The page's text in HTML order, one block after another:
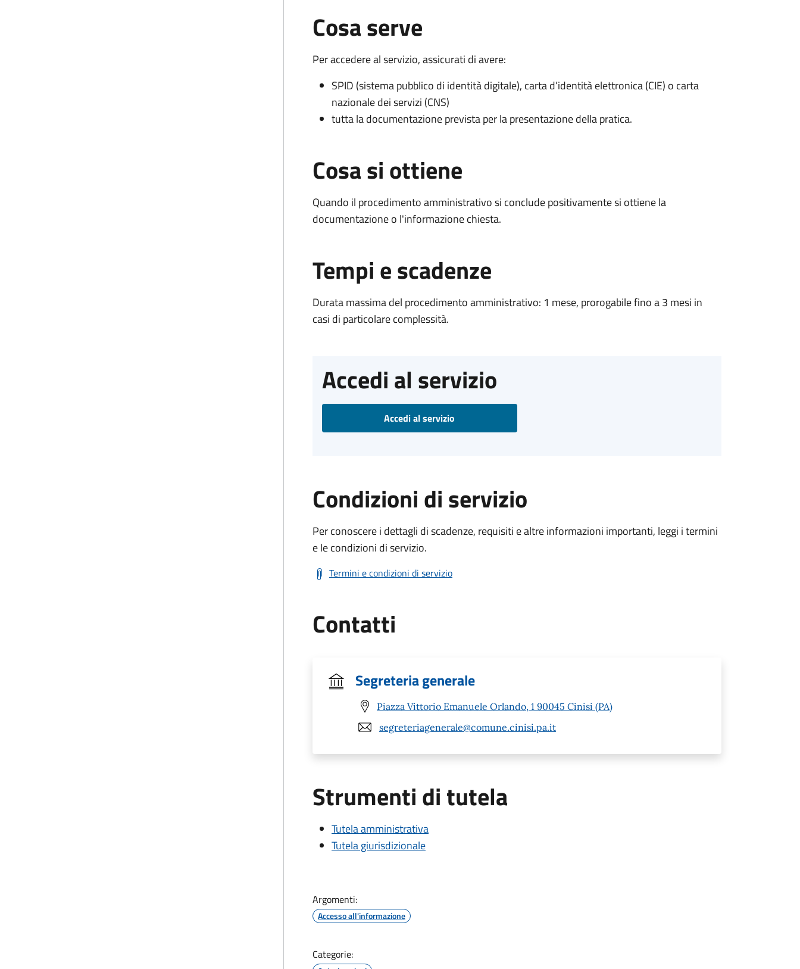
Cosa serve
Per accedere al servizio, assicurati di avere:
SPID (sistema pubblico di identità digitale), carta d’identità elettronica (CIE) o carta
nazionale dei servizi (CNS)
tutta la documentazione prevista per la presentazione della pratica.
Cosa si ottiene
Quando il procedimento amministrativo si conclude positivamente si ottiene la
documentazione o l'informazione chiesta.
Tempi e scadenze
Durata massima del procedimento amministrativo: 1 mese, prorogabile fino a 3 mesi in
casi di particolare complessità.
Accedi al servizio
Accedi al servizio
Condizioni di servizio
Per conoscere i dettagli di scadenze, requisiti e altre informazioni importanti, leggi i termini
e le condizioni di servizio.
Termini e condizioni di servizio
Contatti
Segreteria generale
Piazza Vittorio Emanuele Orlando, 1 90045 Cinisi (PA)
segreteriagenerale@comune.cinisi.pa.it
Strumenti di tutela
Tutela amministrativa
Tutela giurisdizionale
Argomenti:
Accesso all'informazione
Categorie: